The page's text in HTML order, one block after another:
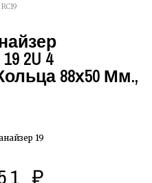
2U 4
88х50 Мм.,
19
₽